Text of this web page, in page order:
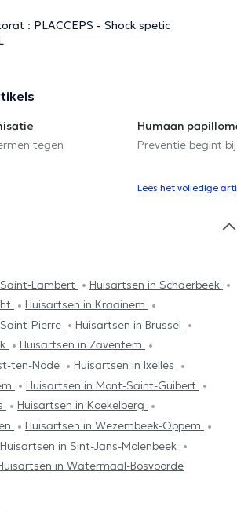
: PLACCEPS - Shock spetic
tegen
Humaan
Preventie begint
Lees het volledige
Lambert
Huisartsen in Schaerbeek
Huisartsen in Kraainem
Pierre
Huisartsen in Brussel
Huisartsen in Zaventem
ten-Node
Huisartsen in Ixelles
Huisartsen in Mont-Saint-Guibert
Huisartsen in Koekelberg
Huisartsen in Wezembeek-Oppem
Huisartsen in Sint-Jans-Molenbeek
in Watermaal-Bosvoorde